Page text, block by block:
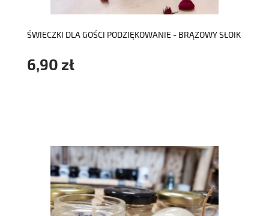
ŚWIECZKI DLA GOŚCI PODZIĘKOWANIE - BRĄZOWY SŁOIK
6,90 zł